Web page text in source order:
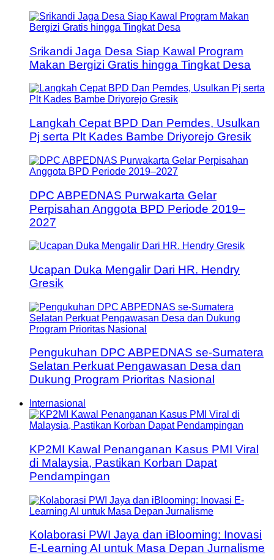
Srikandi Jaga Desa Siap Kawal Program
Makan Bergizi Gratis hingga Tingkat Desa
Langkah Cepat BPD Dan Pemdes, Usulkan
Pj serta Plt Kades Bambe Driyorejo Gresik
DPC ABPEDNAS Purwakarta Gelar
Perpisahan Anggota BPD Periode 2019–
2027
Ucapan Duka Mengalir Dari HR. Hendry
Gresik
Pengukuhan DPC ABPEDNAS se-Sumatera
Selatan Perkuat Pengawasan Desa dan
Dukung Program Prioritas Nasional
Internasional
KP2MI Kawal Penanganan Kasus PMI Viral
di Malaysia, Pastikan Korban Dapat
Pendampingan
Kolaborasi PWI Jaya dan iBlooming: Inovasi
E-Learning AI untuk Masa Depan Jurnalisme